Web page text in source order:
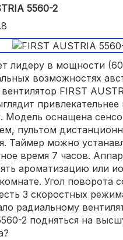
5560-2
лидеру в мощности
возможностях
FIRST
привлекательнее
Модель оснащена
пультом
Таймер можно
время 7 часов.
ароматизацию или
Угол поворота
3 скоростных
радиальному
2 подняться на